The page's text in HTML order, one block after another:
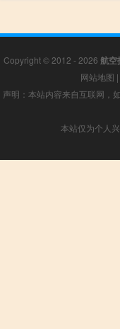
Copyright © 2012 - 2026 航空
网站地图 |
声明：本站内容来自互联网，
本站仅为个人